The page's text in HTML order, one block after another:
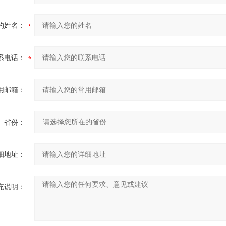
姓名：
电话：
邮箱：
省份：
地址：
说明：